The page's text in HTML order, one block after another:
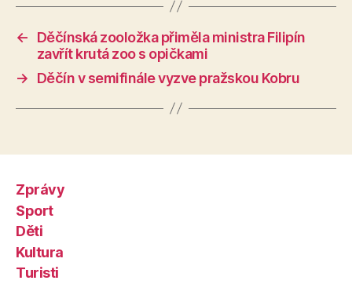
←
Děčínská zooložka přiměla ministra Filipín
zavřít krutá zoo s opičkami
→
Děčín v semifinále vyzve pražskou Kobru
Zprávy
Sport
Děti
Kultura
Turisti